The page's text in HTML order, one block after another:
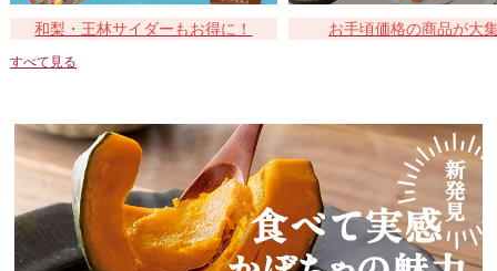
和梨・王林サイダーもお得に！ お手頃価格の商品が大
すべて見る